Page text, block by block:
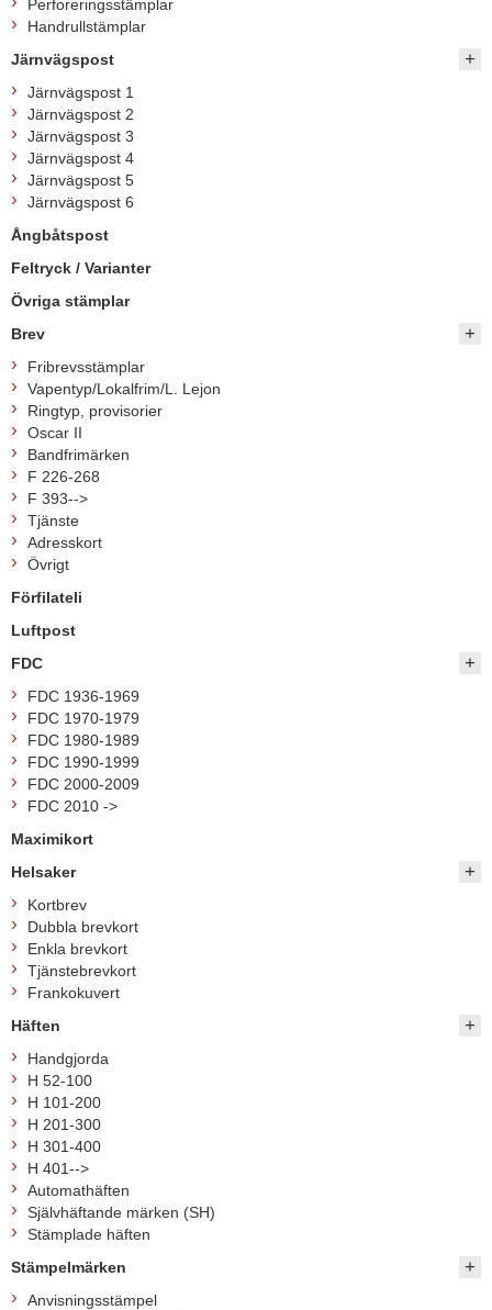
Perforeringsstämplar
Handrullstämplar
Järnvägspost
Järnvägspost 1
Järnvägspost 2
Järnvägspost 3
Järnvägspost 4
Järnvägspost 5
Järnvägspost 6
Ångbåtspost
Feltryck / Varianter
Övriga stämplar
Brev
Fribrevsstämplar
Vapentyp/Lokalfrim/L. Lejon
Ringtyp, provisorier
Oscar II
Bandfrimärken
F 226-268
F 393-->
Tjänste
Adresskort
Övrigt
Förfilateli
Luftpost
FDC
FDC 1936-1969
FDC 1970-1979
FDC 1980-1989
FDC 1990-1999
FDC 2000-2009
FDC 2010 ->
Maximikort
Helsaker
Kortbrev
Dubbla brevkort
Enkla brevkort
Tjänstebrevkort
Frankokuvert
Häften
Handgjorda
H 52-100
H 101-200
H 201-300
H 301-400
H 401-->
Automathäften
Självhäftande märken (SH)
Stämplade häften
Stämpelmärken
Anvisningsstämpel